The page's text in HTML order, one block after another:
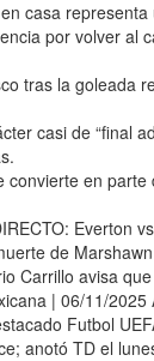
casa
por volver al
tras la goleada
casi de “final
en
Everton
de
Carrillo avisa
| 06/11/
Futbol
anotó TD el